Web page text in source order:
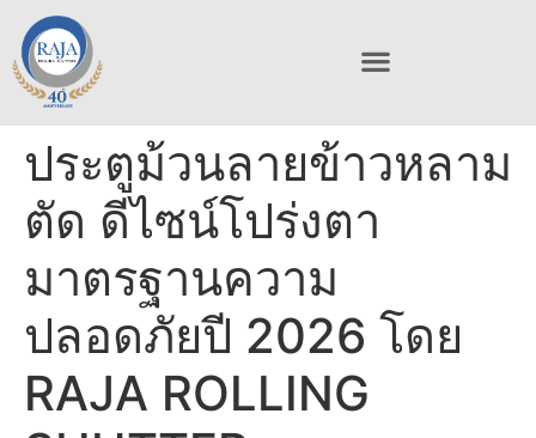
ประตูม้วนลายข้าวหลาม
ตัด ดีไซน์โปร่งตา
มาตรฐานความ
ปลอดภัยปี 2026 โดย
RAJA ROLLING